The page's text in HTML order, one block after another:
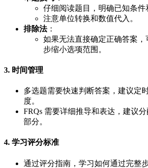
仔细阅读题目，明确已知条件
注意单位转换和数值代入。
排除法：
如果无法直接确定正确答案
步缩小选项范围。
3. 时间管理
多选题需要快速判断答案，建议定
度。
FRQs 需要详细推导和表达，建议
部分。
4. 学习评分标准
通过评分指南，学习如何通过完整